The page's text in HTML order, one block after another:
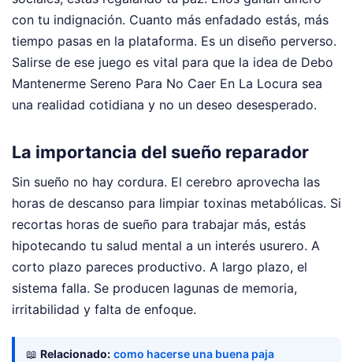
con tu indignación. Cuanto más enfadado estás, más
tiempo pasas en la plataforma. Es un diseño perverso.
Salirse de ese juego es vital para que la idea de Debo
Mantenerme Sereno Para No Caer En La Locura sea
una realidad cotidiana y no un deseo desesperado.
La importancia del sueño reparador
Sin sueño no hay cordura. El cerebro aprovecha las
horas de descanso para limpiar toxinas metabólicas. Si
recortas horas de sueño para trabajar más, estás
hipotecando tu salud mental a un interés usurero. A
corto plazo pareces productivo. A largo plazo, el
sistema falla. Se producen lagunas de memoria,
irritabilidad y falta de enfoque.
📖 Relacionado: como hacerse una buena paja